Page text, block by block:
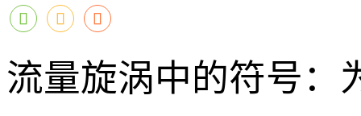
流量旋涡中的符号：